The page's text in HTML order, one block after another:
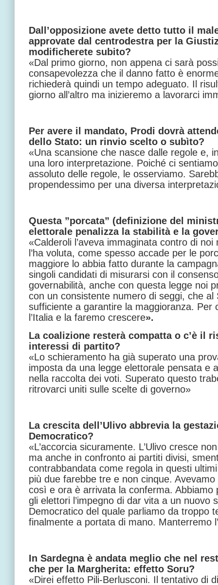
Dall’opposizione avete detto tutto il
approvate dal centrodestra per la
modificherete subito?
«Dal primo giorno, non appena ci sarà
consapevolezza che il danno fatto è
richiederà quindi un tempo adeguato. Il
giorno all’altro ma inizieremo a lavorarci
Per avere il mandato, Prodi dovrà
dello Stato: un rinvio scelto o subìto?
«Una scansione che nasce dalle regole e,
una loro interpretazione. Poiché ci
assoluto delle regole, le osserviamo.
propendessimo per una diversa
Questa ”porcata” (definizione del
elettorale penalizza la stabilità e la
«Calderoli l’aveva immaginata contro di
l’ha voluta, come spesso accade per le
maggiore lo abbia fatto durante la
singoli candidati di misurarsi con il
governabilità, anche con questa legge noi
con un consistente numero di seggi, che
sufficiente a garantire la maggioranza. Per
l’Italia e la faremo crescere».
La coalizione resterà compatta o c’è il
interessi di partito?
«Lo schieramento ha già superato una
imposta da una legge elettorale pensata e
nella raccolta dei voti. Superato questo
ritrovarci uniti sulle scelte di governo»
La crescita dell’Ulivo abbrevia la
Democratico?
«L’accorcia sicuramente. L’Ulivo cresce
ma anche in confronto ai partiti divisi,
contrabbandata come regola in questi
più due farebbe tre e non cinque.
così e ora è arrivata la conferma. Abbiamo
gli elettori l’impegno di dar vita a un nuovo
Democratico del quale parliamo da troppo
finalmente a portata di mano. Manterremo
In Sardegna è andata meglio che nel
che per la Margherita: effetto Soru?
«Direi effetto Pili-Berlusconi. Il tentativo di